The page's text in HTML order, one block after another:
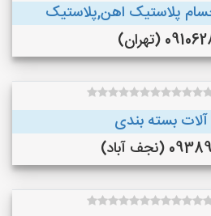
پلاستیک اهن,پلاستیک
(تهران)
بسته بندی
آباد)